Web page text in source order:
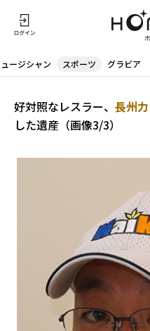
ージシャン スポーツ グラビア
好対照なレスラー、 長州力
した遺産（画像3/3）